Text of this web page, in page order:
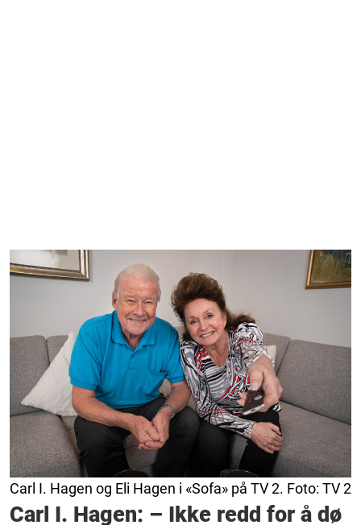
Carl I. Hagen og Eli Hagen i «Sofa» på TV 2. Foto: TV 2
Carl I. Hagen: – Ikke redd for å dø